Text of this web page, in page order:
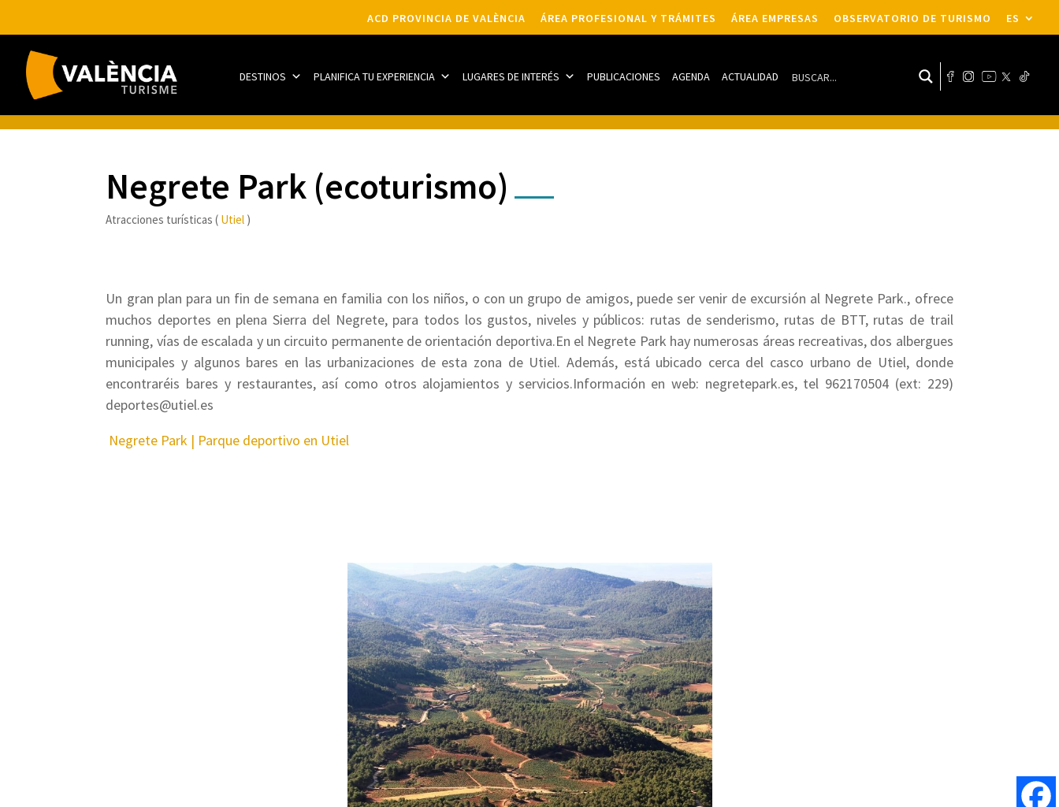
ACD PROVINCIA DE VALÈNCIA ÁREA PROFESIONAL Y TRÁMITES ÁREA EMPRESAS OBSERVATORIO DE TURISMO ES
DESTINOS PLANIFICA TU EXPERIENCIA LUGARES DE INTERÉS PUBLICACIONES AGENDA ACTUALIDAD
Negrete Park (ecoturismo)
Atracciones turísticas ( Utiel )
Un gran plan para un fin de semana en familia con los niños, o con un grupo de amigos, puede ser venir de excursión al Negrete Park., ofrece
muchos deportes en plena Sierra del Negrete, para todos los gustos, niveles y públicos: rutas de senderismo, rutas de BTT, rutas de trail
running, vías de escalada y un circuito permanente de orientación deportiva.En el Negrete Park hay numerosas áreas recreativas, dos albergues
municipales y algunos bares en las urbanizaciones de esta zona de Utiel. Además, está ubicado cerca del casco urbano de Utiel, donde
encontraréis bares y restaurantes, así como otros alojamientos y servicios.Información en web: negretepark.es, tel 962170504 (ext: 229)
deportes@utiel.es
Negrete Park | Parque deportivo en Utiel